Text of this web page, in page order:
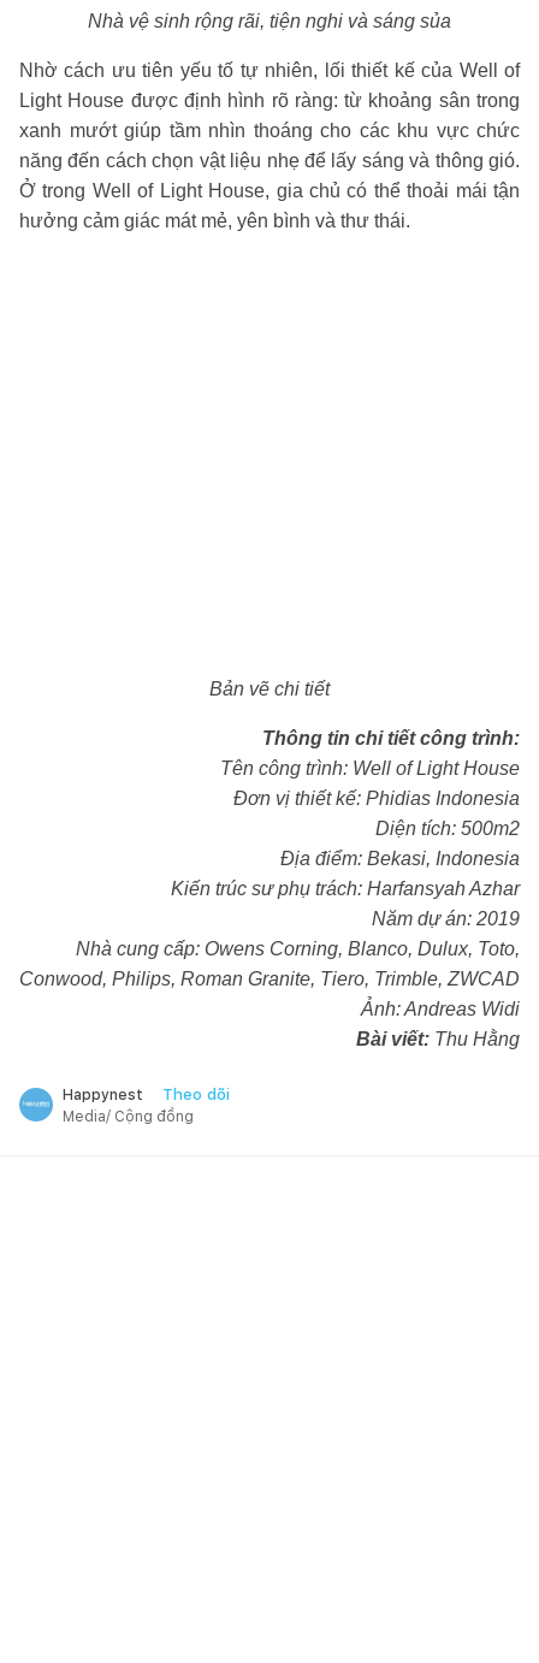
Nhà vệ sinh rộng rãi, tiện nghi và sáng sủa
Nhờ cách ưu tiên yếu tố tự nhiên, lối thiết kế của Well of
Light House được định hình rõ ràng: từ khoảng sân trong
xanh mướt giúp tầm nhìn thoáng cho các khu vực chức
năng đến cách chọn vật liệu nhẹ để lấy sáng và thông gió.
Ở trong Well of Light House, gia chủ có thể thoải mái tận
hưởng cảm giác mát mẻ, yên bình và thư thái.
Bản vẽ chi tiết
Thông tin chi tiết công trình:
Tên công trình: Well of Light House
Đơn vị thiết kế: Phidias Indonesia
Diện tích: 500m2
Địa điểm: Bekasi, Indonesia
Kiến trúc sư phụ trách: Harfansyah Azhar
Năm dự án: 2019
Nhà cung cấp: Owens Corning, Blanco, Dulux, Toto,
Conwood, Philips, Roman Granite, Tiero, Trimble, ZWCAD
Ảnh: Andreas Widi
Bài viết: Thu Hằng
Happynest Theo dõi
Media/ Cộng đồng